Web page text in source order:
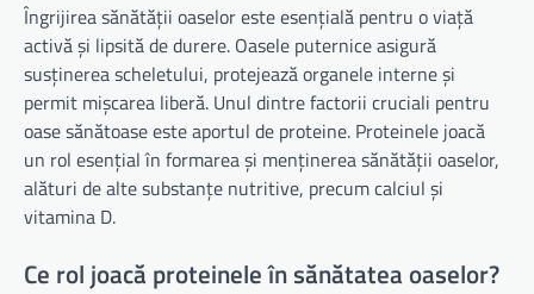
Îngrijirea sănătății oaselor este esențială pentru o viață
activă și lipsită de durere. Oasele puternice asigură
susținerea scheletului, protejează organele interne și
permit mișcarea liberă. Unul dintre factorii cruciali pentru
oase sănătoase este aportul de proteine. Proteinele joacă
un rol esențial în formarea și menținerea sănătății oaselor,
alături de alte substanțe nutritive, precum calciul și
vitamina D.
Ce rol joacă proteinele în sănătatea oaselor?